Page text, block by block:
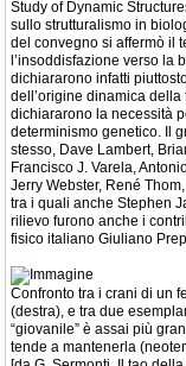
Study of Dynamic
sullo strutturalismo in
del convegno si affermò il
l’insoddisfazione verso la
dichiararono infatti
dell’origine dinamica della
dichiararono la necessità
determinismo genetico. Il
stesso, Dave Lambert,
Francisco J. Varela,
Jerry Webster, René
tra i quali anche Stephen
rilievo furono anche i
fisico italiano Giuliano
Confronto tra i crani di un
(destra), e tra due
“giovanile” è assai più
tende a mantenerla